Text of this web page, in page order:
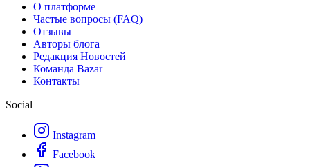
О платформе
Частые вопросы (FAQ)
Отзывы
Авторы блога
Редакция Новостей
Команда Bazar
Контакты
Social
Instagram
Facebook